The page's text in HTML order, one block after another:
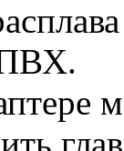
ПВХ.